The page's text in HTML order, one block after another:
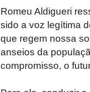
Romeu Aldigueri
sido a voz legítima
que regem nossa
anseios da
compromisso, o